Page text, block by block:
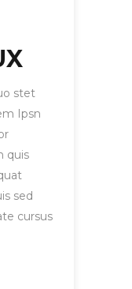
stet
Ipsn
quis
sed
cursus